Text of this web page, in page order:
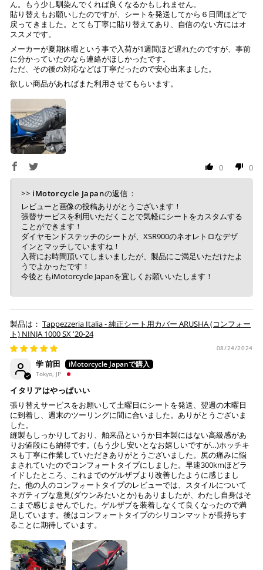
ん。もう少し馴染んでくれば良くなるかもしれません。
貼り替えもお願いしたのですが、シートを発送してから６日間ほどで
戻ってきました。とても丁寧に貼り替えてあり、自信のない方にはオ
ススメです。
メーカーが夏期休暇という事で入荷が1週間ほど遅れたのですが、事前
に分かっていたのなら連絡がほしかったです。
ただ、その後の対応などは丁寧だったので安心出来ました。
欲しい商品があればまた利用させてもらいます。
0 0
>> iMotorcycle Japanの返信：
レビューと画像の投稿ありがとうございます！
張替サービスを利用いただくことで気軽にシートをカスタムする
ことができます！
ダイヤモンドステッチのシートが、XSR900のネオレトロなデザ
インとマッチしていますね！
入荷にお時間頂いてしまいましたが、製品にご満足いただけたよ
うでよかったです！
今後ともiMotorcycle Japanを宜しくお願いいたします！
Tappezzeria Italia - 純正シート用カバー ARUSHA (コンフォー
ト) NINJA 1000 SX '20-24
08/24/2024
学 前田
Tokyo, JP
イタリアはやっぱいい
張り替えサービスをお願いして土曜日にシートを発送、翌週の木曜日
に到着し、週末のツーリングに間に合いました。ありがとうございま
した。
縫製もしっかりしており、舶来品というか日本製にはない高級感があ
りお値段にも納得です。(もう少し安いとなお嬉しいですが…)ホッチキ
スも丁寧に作業していただきありがとうございました。尻の痛みに悩
まされていたのでコンフォートタイプにしました。早速300kmほどラ
イドしたところ、これまでのゲルザブより改善したように感じまし
た。他の人のコンフォートタイプのレビューでは、スタイルについて
ネガティブな意見(ダウンみたいとか)もありましたが、わたし自身はそ
こまで感じませんでした。ゲルザブを装着しなくて良くなったので満
足しています。後はコンフォートタイプのシリコンマットが長持ちす
ることに期待しています。